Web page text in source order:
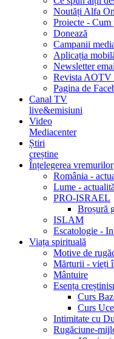
Noutăți Alfa
Proiecte - Cum
Donează
Campanii
Aplicația
Newsletter
Revista AOTV
Pagina de
Canal TV
live&emisiuni
Video
Mediacenter
Știri
creștine
Înțelegerea vremurilor
România -
Lume -
PRO-ISRAEL
Broșură
ISLAM
Escatologie -
Viața spirituală
Motive de
Mărturii - vieți
Mântuire
Esența
Curs
Curs
Intimitate cu
Rugăciune-